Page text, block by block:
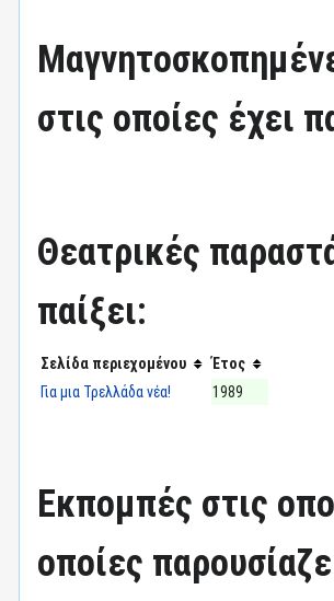
στις οποίες έχει
Θεατρικές
παίξει:
Σελίδα περιεχομένου
Έτος
Για μια Τρελλάδα νέα!
1989
Εκπομπές στις
οποίες